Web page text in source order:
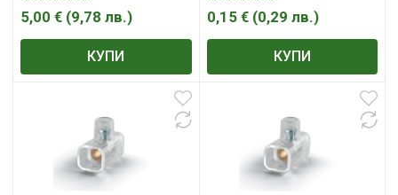
5,00 € (9,78 лв.)
КУПИ
0,15 € (0,29 лв.)
КУПИ